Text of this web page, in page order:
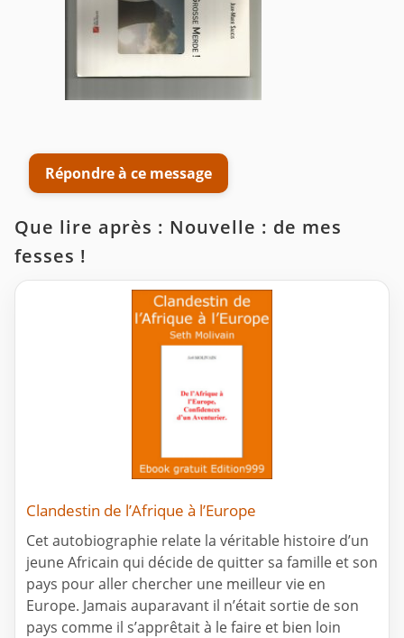
Répondre à ce message
Que lire après : Nouvelle : de mes
fesses !
Clandestin de l’Afrique à l’Europe
Cet autobiographie relate la véritable histoire d’un
jeune Africain qui décide de quitter sa famille et son
pays pour aller chercher une meilleur vie en
Europe. Jamais auparavant il n’était sortie de son
pays comme il s’apprêtait à le faire et bien loin